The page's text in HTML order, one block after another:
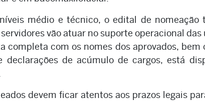
médio e técnico, o edital de nomeação
vão atuar no suporte operacional
completa com os nomes dos aprovados, bem
declarações de acúmulo de cargos, está
devem ficar atentos aos prazos legais